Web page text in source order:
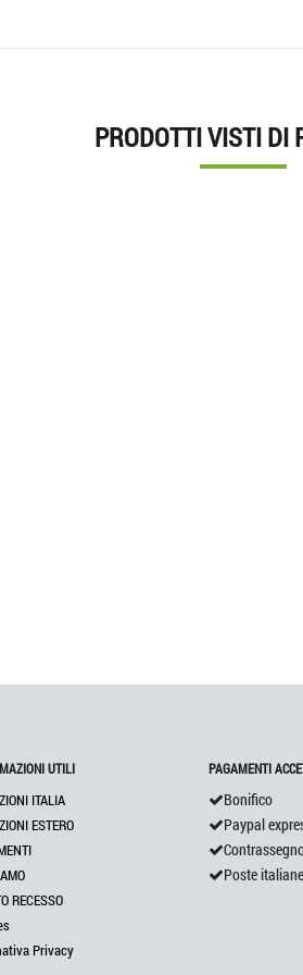
PRODOTTI VISTI DI
UTILI
ITALIA
ESTERO
RECESSO
Privacy
PAGAMENTI
Bonifico
Paypal
Poste italiane